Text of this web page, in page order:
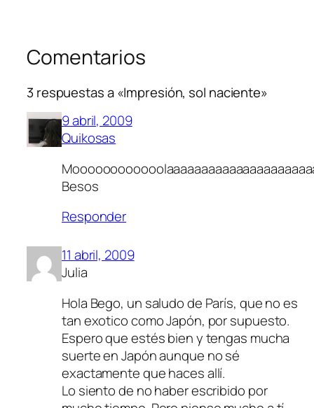
Comentarios
3 respuestas a «Impresión, sol naciente»
9 abril, 2009
Quikosas
Besos
Responder
11 abril, 2009
Julia
Hola Bego, un saludo de París, que no es
tan exotico como Japón, por supuesto.
Espero que estés bien y tengas mucha
suerte en Japón aunque no sé
exactamente que haces allí.
Lo siento de no haber escribido por